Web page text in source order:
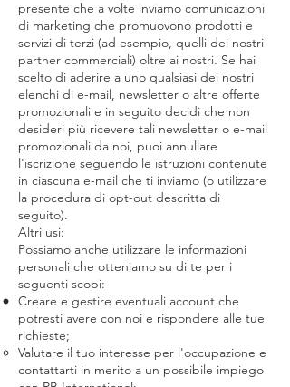
presente che a volte inviamo comunicazioni
di marketing che promuovono prodotti e
servizi di terzi (ad esempio, quelli dei nostri
partner commerciali) oltre ai nostri. Se hai
scelto di aderire a uno qualsiasi dei nostri
elenchi di e-mail, newsletter o altre offerte
promozionali e in seguito decidi che non
desideri più ricevere tali newsletter o e-mail
promozionali da noi, puoi annullare
l'iscrizione seguendo le istruzioni contenute
in ciascuna e-mail che ti inviamo (o utilizzare
la procedura di opt-out descritta di
seguito).
Altri usi:
Possiamo anche utilizzare le informazioni
personali che otteniamo su di te per i
seguenti scopi:
Creare e gestire eventuali account che
potresti avere con noi e rispondere alle tue
richieste;
Valutare il tuo interesse per l'occupazione e
contattarti in merito a un possibile impiego